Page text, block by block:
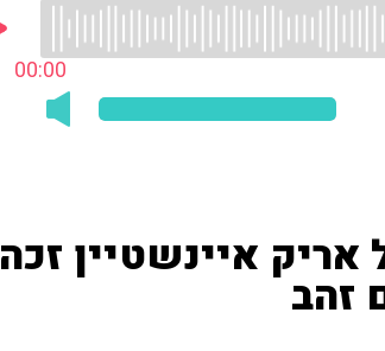
00:00
של אריק איינשטיין זכה
זהב